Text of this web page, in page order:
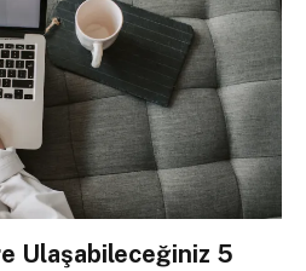
Ulaşabileceğiniz 5